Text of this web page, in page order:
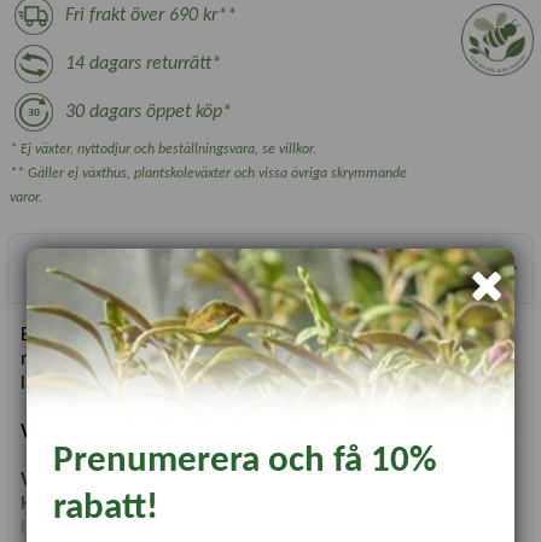
Fri frakt över 690 kr**
14 dagars returrätt*
30 dagars öppet köp*
* Ej växter, nyttodjur och beställningsvara, se villkor.
** Gäller ej växthus, plantskoleväxter och vissa övriga skrymmande
varor.
Produktbeskrivning
En sval och tjusig vit form av den vilda fingerborgsblomman
med iögonfallande vita blommor. Lyser upp ett mörkt hörn
längst bak i rabatten.
Vetenskapligt namn:
Växttyp:
Höjd:1-2 m
Läge:
Prenumerera och få 10%
rabatt!